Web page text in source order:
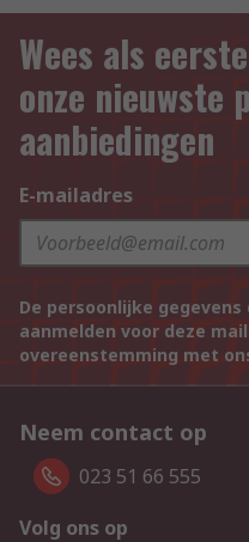
Wees als
onze nieuwste
aanbiedingen
E-mailadres
De persoonlijke
aanmelden voor deze
overeenstemming met
Neem contact op
023 51 66 555
Volg ons op